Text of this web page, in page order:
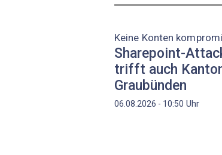
Keine Konten
Sharepoint-
trifft auch
Graubünden
06.08.2026 - 10:50 Uhr